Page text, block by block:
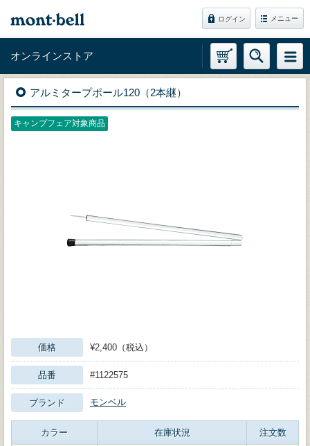
ログイン メニュー
オンラインストア
アルミタープポール120（2本継）
キャンプフェア対象商品
価格 ¥2,400（税込）
品番 #1122575
ブランド モンベル
カラー 在庫状況 注文数